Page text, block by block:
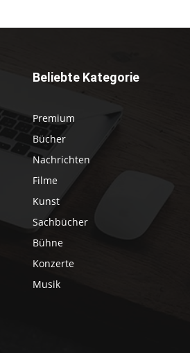
Beliebte Kategorie
Premium
Bücher
Nachrichten
Filme
Kunst
Sachbücher
Bühne
Konzerte
Musik